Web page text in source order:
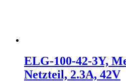
ELG-100-42-3Y,
Netzteil, 2.3A, 42V